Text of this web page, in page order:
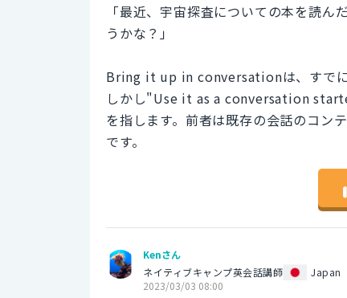
「最近、宇宙探査についての本を読
うかな？」
Bring it up in conversationは、すでに
しかし"Use it as a conversation
を指します。前者は既存の会話のコン
です。
Kenさん
ネイティブキャンプ英会話講師
Japan
2023/03/03 08:00